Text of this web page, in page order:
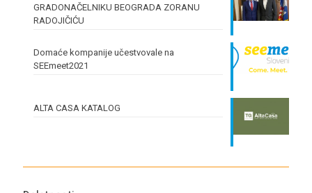
GRADONAČELNIKU BEOGRADA ZORANU
RADOJIČIĆU
Domaće kompanije učestvovale na
SEEmeet2021
ALTA CASA KATALOG